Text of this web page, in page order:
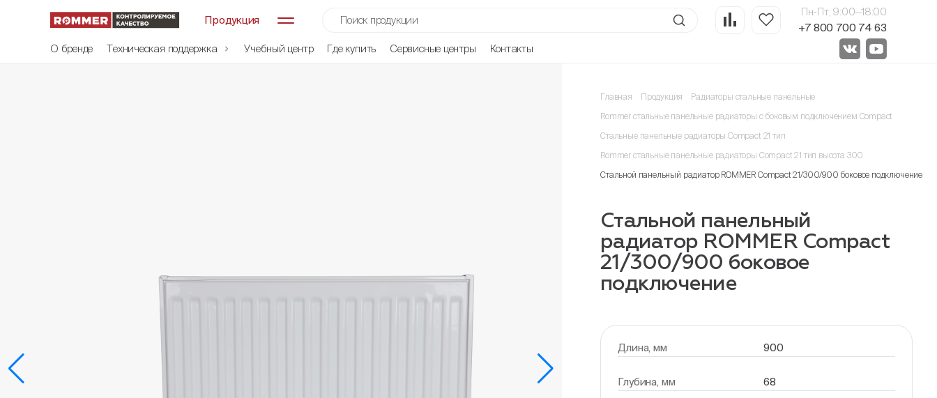
Продукция
Пн-Пт, 9:00—18:00
+7 800 700 74 63
О бренде
Техническая поддержка Учебный центр Где купить Сервисные центры Контакты
Главная Продукция Радиаторы стальные панельные
Rommer стальные панельные радиаторы с боковым подключением Compact
Стальные панельные радиаторы Compact 21 тип
Rommer стальные панельные радиаторы Compact 21 тип высота 300
Стальной панельный радиатор ROMMER Compact 21/300/900 боковое подключение
Стальной панельный
радиатор ROMMER Compact
21/300/900 боковое
подключение
Длина, мм 900
Глубина, мм 68